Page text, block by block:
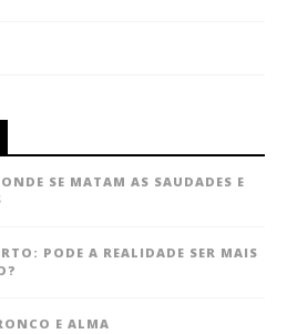
SE MATAM AS SAUDADES E
PODE A REALIDADE SER MAIS
E ALMA